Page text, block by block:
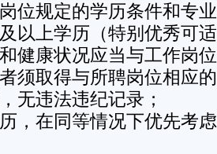
岗位规定的学历条件和专
以上学历（特别优秀可
健康状况应当与工作岗
者须取得与所聘岗位相应
无违法违纪记录；
，在同等情况下优先考